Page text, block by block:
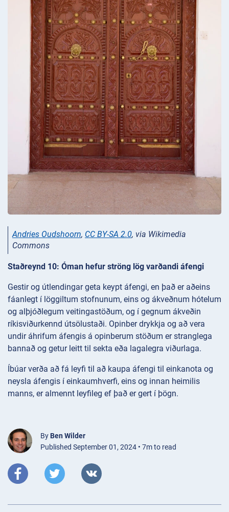
Andries Oudshoorn, CC BY-SA 2.0, via Wikimedia
Commons
Staðreynd 10: Óman hefur ströng lög varðandi áfengi
Gestir og útlendingar geta keypt áfengi, en það er aðeins
fáanlegt í löggiltum stofnunum, eins og ákveðnum hótelum
og alþjóðlegum veitingastöðum, og í gegnum ákveðin
ríkisviðurkennd útsölustaði. Opinber drykkja og að vera
undir áhrifum áfengis á opinberum stöðum er stranglega
bannað og getur leitt til sekta eða lagalegra viðurlaga.
Íbúar verða að fá leyfi til að kaupa áfengi til einkanota og
neysla áfengis í einkaumhverfi, eins og innan heimilis
manns, er almennt leyfileg ef það er gert í þögn.
By Ben Wilder
Published September 01, 2024 • 7m to read